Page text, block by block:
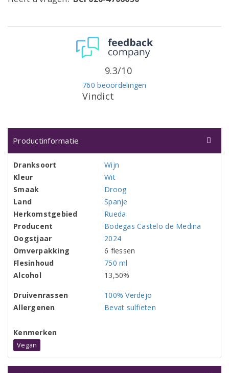
Vindict
760 beoordelingen
9.3/10
Productinformatie
Dranksoort
Wijn
Kleur
Wit
Smaak
Droog
Land
Spanje
Herkomstgebied
Rueda
Producent
Bodegas Castelo de Medina
Oogstjaar
2024
Omverpakking
6 flessen
Flesinhoud
750 ml
Alcohol
13,50%
Druivenrassen
100% Verdejo
Allergenen
Bevat sulfieten
Kenmerken
Vegan